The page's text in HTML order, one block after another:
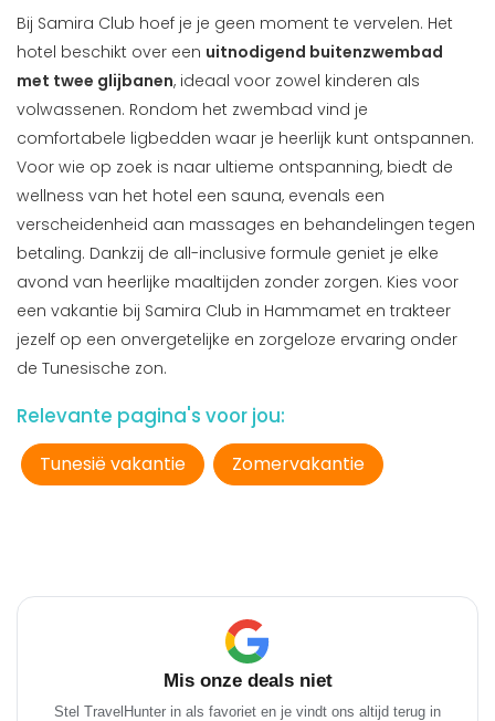
Bij Samira Club hoef je je geen moment te vervelen. Het
hotel beschikt over een uitnodigend buitenzwembad
met twee glijbanen, ideaal voor zowel kinderen als
volwassenen. Rondom het zwembad vind je
comfortabele ligbedden waar je heerlijk kunt ontspannen.
Voor wie op zoek is naar ultieme ontspanning, biedt de
wellness van het hotel een sauna, evenals een
verscheidenheid aan massages en behandelingen tegen
betaling. Dankzij de all-inclusive formule geniet je elke
avond van heerlijke maaltijden zonder zorgen. Kies voor
een vakantie bij Samira Club in Hammamet en trakteer
jezelf op een onvergetelijke en zorgeloze ervaring onder
de Tunesische zon.
Relevante pagina's voor jou:
Tunesië vakantie Zomervakantie
Mis onze deals niet
Stel TravelHunter in als favoriet en je vindt ons altijd terug in